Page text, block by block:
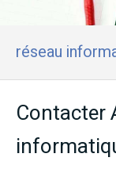
réseau
Contacter